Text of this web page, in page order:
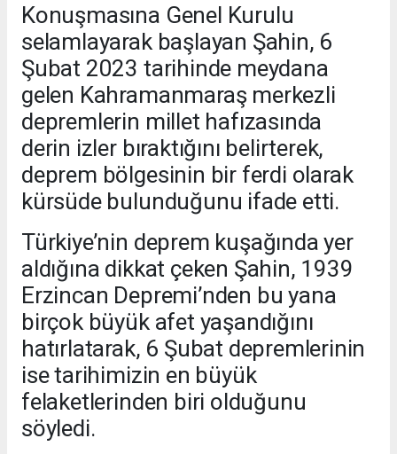
Konuşmasına Genel Kurulu
selamlayarak başlayan Şahin, 6
Şubat 2023 tarihinde meydana
gelen Kahramanmaraş merkezli
depremlerin millet hafızasında
derin izler bıraktığını belirterek,
deprem bölgesinin bir ferdi olarak
kürsüde bulunduğunu ifade etti.
Türkiye’nin deprem kuşağında yer
aldığına dikkat çeken Şahin, 1939
Erzincan Depremi’nden bu yana
birçok büyük afet yaşandığını
hatırlatarak, 6 Şubat depremlerinin
ise tarihimizin en büyük
felaketlerinden biri olduğunu
söyledi.